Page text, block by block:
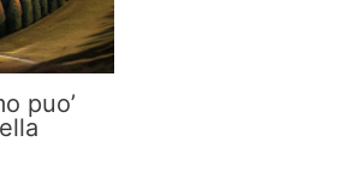
puo’